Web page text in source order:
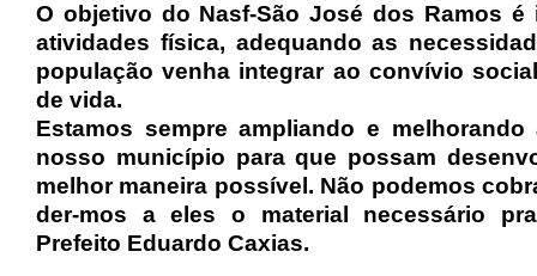
O objetivo do Nasf-São José dos Ramos é
atividades física, adequando as
população venha integrar ao convívio
de vida.
Estamos sempre ampliando e
nosso município para que possam
melhor maneira possível. Não podemos
der-mos a eles o material necessário
Prefeito Eduardo Caxias.